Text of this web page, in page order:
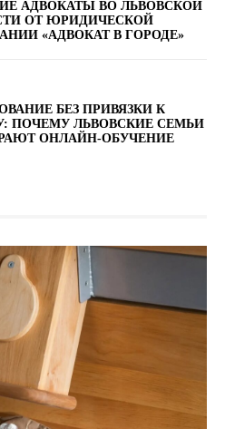
АДВОКАТЫ ВО ЛЬВОВСКОЙ
ОТ ЮРИДИЧЕСКОЙ
«АДВОКАТ В ГОРОДЕ»
БЕЗ ПРИВЯЗКИ К
ПОЧЕМУ ЛЬВОВСКИЕ СЕМЬИ
ОНЛАЙН-ОБУЧЕНИЕ